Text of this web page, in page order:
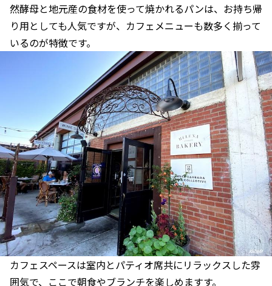
然酵母と地元産の食材を使って焼かれるパンは、お持ち帰
り用としても人気ですが、カフェメニューも数多く揃って
いるのが特徴です。
カフェスペースは室内とパティオ席共にリラックスした雰
囲気で、ここで朝食やブランチを楽しめますす。